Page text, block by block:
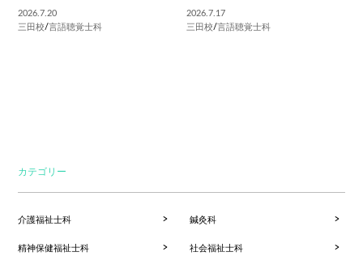
2026.7.20
三田校/言語聴覚士科
2026.7.17
三田校/言語聴覚士科
カテゴリー
介護福祉士科 鍼灸科
精神保健福祉士科 社会福祉士科